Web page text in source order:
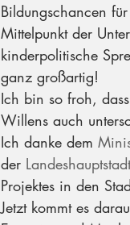
Bildungschancen
Mittelpunkt der
kinderpolitische
ganz großartig!
Ich bin so froh,
Willens auch
Ich danke dem
der
Projektes in den
Jetzt kommt es